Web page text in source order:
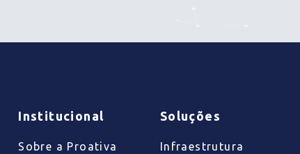
Institucional
Sobre a Proativa
Soluções
Infraestrutura